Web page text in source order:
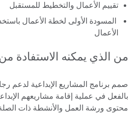
تقييم الأعمال والتخطيط للمستقبل
المسودة الأولى لخطة الأعمال
الأعمال
من الذي يمكنه الاستفادة من
صمم برنامج المشاريع الإبداعية لدعم
بالفعل في عملية إقامة مشاريعهم
محتوى ورشة العمل والأنشطة ذات